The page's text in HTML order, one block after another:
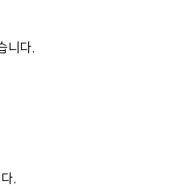
니다.
.